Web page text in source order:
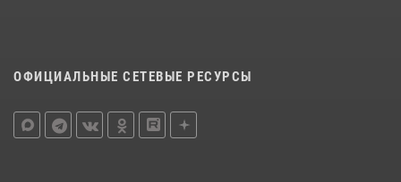
ОФИЦИАЛЬНЫЕ СЕТЕВЫЕ РЕСУРСЫ